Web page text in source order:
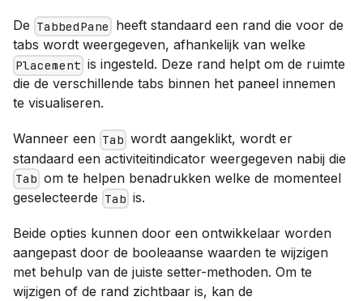
De TabbedPane heeft standaard een rand die voor de
tabs wordt weergegeven, afhankelijk van welke
Placement is ingesteld. Deze rand helpt om de ruimte
die de verschillende tabs binnen het paneel innemen
te visualiseren.
Wanneer een Tab wordt aangeklikt, wordt er
standaard een activiteitindicator weergegeven nabij die
Tab om te helpen benadrukken welke de momenteel
geselecteerde Tab is.
Beide opties kunnen door een ontwikkelaar worden
aangepast door de booleaanse waarden te wijzigen
met behulp van de juiste setter-methoden. Om te
wijzigen of de rand zichtbaar is, kan de